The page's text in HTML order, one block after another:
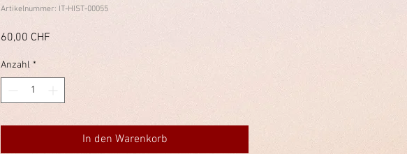
Artikelnummer: IT-HIST-00055
60,00 CHF
Anzahl *
In den Warenkorb